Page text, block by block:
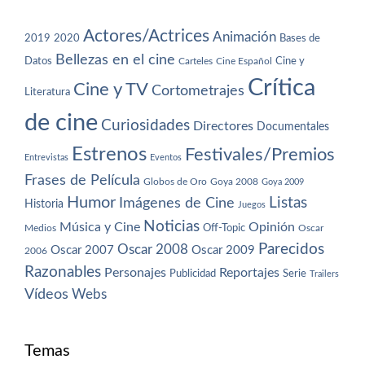
2019 2020 Actores/Actrices Animación Bases de
Datos Bellezas en el cine Carteles Cine Español Cine y
Literatura Cine y TV Cortometrajes Crítica
de cine Curiosidades Directores Documentales
Entrevistas Estrenos Eventos Festivales/Premios
Frases de Película Globos de Oro Goya 2008 Goya 2009
Historia Humor Imágenes de Cine Juegos Listas
Medios Música y Cine Noticias Off-Topic Opinión Oscar
2006 Oscar 2007 Oscar 2008 Oscar 2009 Parecidos
Razonables Personajes Publicidad Reportajes Serie Trailers
Vídeos Webs
Temas